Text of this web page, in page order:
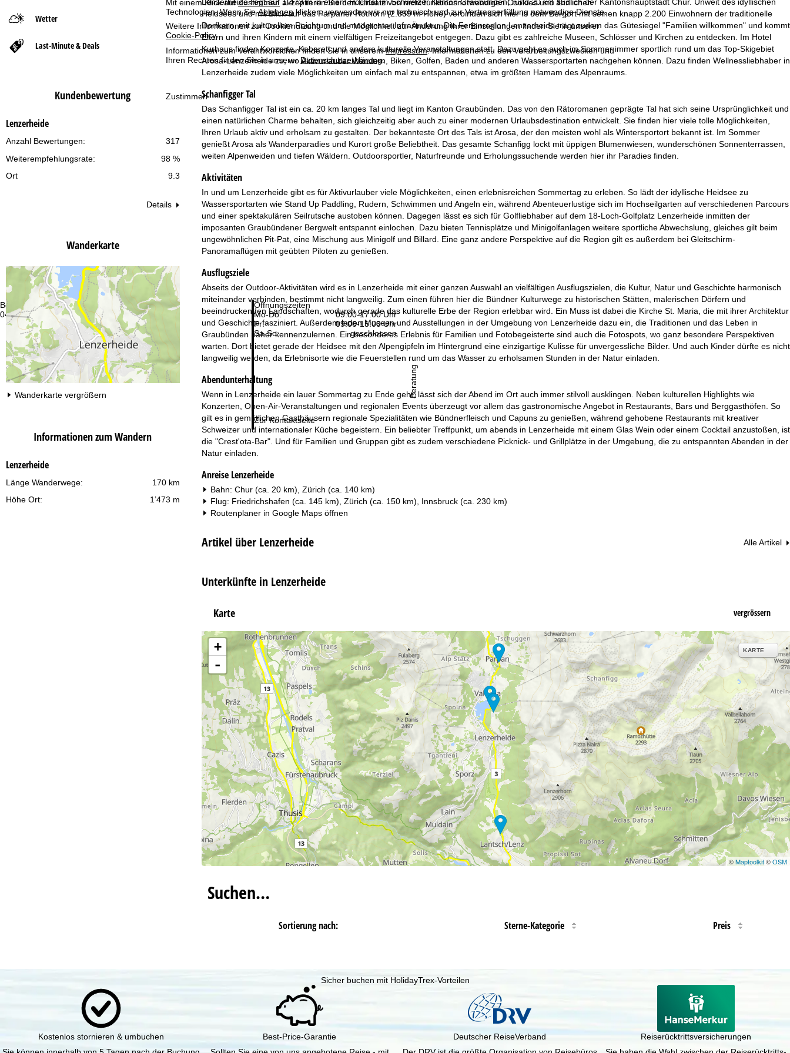
Mit einem Klick aufZustimmen akzeptieren Sie den Einsatz von nicht funktionsnotwendigen Cookies und ähnlichen
Technologien. Wenn SieAblehnenklicken, verwenden wir nur technisch und zur Vertragserfüllung notwendige Dienste.
Weitere Informationen zur Cookienutzung und die Möglichkeit zur Änderung Ihrer Einstellungen finden Sie in unserer
Cookie-Policy.
Informationen zum Verantwortlichen finden Sie in unseremImpressum. Informationen zu den Verarbeitungszwecken und
Ihren Rechten finden Sie in unsererDatenschutzerklärung.
Zustimmen
Beratung
044 580 28 89
Öffnungszeiten
Mo-Do:
09:00-17:00 Uhr
Fr:
09:00-15:00 Uhr
Sa-So:
geschlossen
Zur Kontaktseite
Beratung
Wetter
Last-Minute & Deals
Kundenbewertung
Lenzerheide
317
Anzahl Bewertungen:
98 %
Weiterempfehlungsrate:
Ort
9.3
Details
Wanderkarte
Wanderkarte vergrößern
Informationen zum Wandern
Lenzerheide
170 km
Länge Wanderwege:
1’473 m
Höhe Ort:
t
s
e
i
t
e
Heidsees und mit Blick auf das Parpaner Rothorn (2.899 m Höhe) verbinden sich hier in dem Bergort mit seinen knapp 2.200 Einwohnern der traditionelle
Dorfkern, mit kulturellem Reichtum und modernster Infrastruktur. Die Ferienregion Lenzerheide trägt zudem das Gütesiegel "Familien willkommen" und kommt
Eltern und ihren Kindern mit einem vielfältigen Freizeitangebot entgegen. Dazu gibt es zahlreiche Museen, Schlösser und Kirchen zu entdecken. Im Hotel
Kurhaus finden Konzerte, Kabarett und andere kulturelle Veranstaltungen statt. Dazu geht es auch im Sommer immer sportlich rund um das Top-Skigebiet
Arosa-Lenzerheide zu, wo Aktivurlauber Wandern, Biken, Golfen, Baden und anderen Wassersportarten nachgehen können. Dazu finden Wellnessliebhaber in
Lenzerheide zudem viele Möglichkeiten um einfach mal zu entspannen, etwa im größten Hamam des Alpenraums.
Schanfigger Tal
Das Schanfigger Tal ist ein ca. 20 km langes Tal und liegt im Kanton Graubünden. Das von den Rätoromanen geprägte Tal hat sich seine Ursprünglichkeit und
einen natürlichen Charme behalten, sich gleichzeitig aber auch zu einer modernen Urlaubsdestination entwickelt. Sie finden hier viele tolle Möglichkeiten,
Ihren Urlaub aktiv und erholsam zu gestalten. Der bekannteste Ort des Tals ist Arosa, der den meisten wohl als Wintersportort bekannt ist. Im Sommer
genießt Arosa als Wanderparadies und Kurort große Beliebtheit. Das gesamte Schanfigg lockt mit üppigen Blumenwiesen, wunderschönen Sonnenterrassen,
weiten Alpenweiden und tiefen Wäldern. Outdoorsportler, Naturfreunde und Erholungssuchende werden hier ihr Paradies finden.
Aktivitäten
In und um Lenzerheide gibt es für Aktivurlauber viele Möglichkeiten, einen erlebnisreichen Sommertag zu erleben. So lädt der idyllische Heidsee zu
Wassersportarten wie Stand Up Paddling, Rudern, Schwimmen und Angeln ein, während Abenteuerlustige sich im Hochseilgarten auf verschiedenen Parcours
und einer spektakulären Seilrutsche austoben können. Dagegen lässt es sich für Golfliebhaber auf dem 18-Loch-Golfplatz Lenzerheide inmitten der
imposanten Graubündener Bergwelt entspannt einlochen. Dazu bieten Tennisplätze und Minigolfanlagen weitere sportliche Abwechslung, gleiches gilt beim
ungewöhnlichen Pit-Pat, eine Mischung aus Minigolf und Billard. Eine ganz andere Perspektive auf die Region gilt es außerdem bei Gleitschirm-
Panoramaflügen mit geübten Piloten zu genießen.
Ausflugsziele
Abseits der Outdoor-Aktivitäten wird es in Lenzerheide mit einer ganzen Auswahl an vielfältigen Ausflugszielen, die Kultur, Natur und Geschichte harmonisch
miteinander verbinden, bestimmt nicht langweilig. Zum einen führen hier die Bündner Kulturwege zu historischen Stätten, malerischen Dörfern und
beeindruckenden Landschaften, wodurch gerade das kulturelle Erbe der Region erlebbar wird. Ein Muss ist dabei die Kirche St. Maria, die mit ihrer Architektur
und Geschichte fasziniert. Außerdem laden Museen und Ausstellungen in der Umgebung von Lenzerheide dazu ein, die Traditionen und das Leben in
Graubünden näher kennenzulernen. Ein besonderes Erlebnis für Familien und Fotobegeisterte sind auch die Fotospots, wo ganz besondere Perspektiven
warten. Dort bietet gerade der Heidsee mit den Alpengipfeln im Hintergrund eine einzigartige Kulisse für unvergessliche Bilder. Und auch Kinder dürfte es nicht
langweilig werden, da Erlebnisorte wie die Feuerstellen rund um das Wasser zu erholsamen Stunden in der Natur einladen.
Abendunterhaltung
Wenn in Lenzerheide ein lauer Sommertag zu Ende geht, lässt sich der Abend im Ort auch immer stilvoll ausklingen. Neben kulturellen Highlights wie
Konzerten, Open-Air-Veranstaltungen und regionalen Events überzeugt vor allem das gastronomische Angebot in Restaurants, Bars und Berggasthöfen. So
gilt es in gemütlichen Gasthäusern regionale Spezialitäten wie Bündnerfleisch und Capuns zu genießen, während gehobene Restaurants mit kreativer
Schweizer und internationaler Küche begeistern. Ein beliebter Treffpunkt, um abends in Lenzerheide mit einem Glas Wein oder einem Cocktail anzustoßen, ist
die "Crest'ota-Bar". Und für Familien und Gruppen gibt es zudem verschiedene Picknick- und Grillplätze in der Umgebung, die zu entspannten Abenden in der
Natur einladen.
Anreise Lenzerheide
Bahn: Chur (ca. 20 km), Zürich (ca. 140 km)
Flug: Friedrichshafen (ca. 145 km), Zürich (ca. 150 km), Innsbruck (ca. 230 km)
Routenplaner in Google Mapsöffnen
Artikel über Lenzerheide Alle Artikel
Unterkünfte in Lenzerheide
Karte vergrössern
+
-
KARTE
©Maptoolkit©OSM
Suchen…
Sortierung nach: Sterne-Kategorie Preis
Sicher buchen mit HolidayTrex-Vorteilen
Kostenlos stornieren & umbuchen
Best-Price-Garantie
Deutscher ReiseVerband
Reiserücktrittsversicherungen